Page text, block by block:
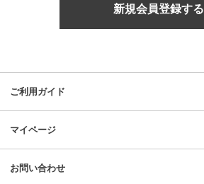
新規会員登録する
ご利用ガイド
マイページ
お問い合わせ